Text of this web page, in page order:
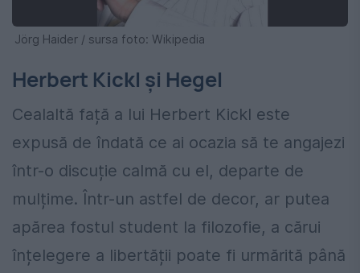
Jörg Haider / sursa foto: Wikipedia
Herbert Kickl și Hegel
Cealaltă față a lui Herbert Kickl este
expusă de îndată ce ai ocazia să te angajezi
într-o discuție calmă cu el, departe de
mulțime. Într-un astfel de decor, ar putea
apărea fostul student la filozofie, a cărui
înțelegere a libertății poate fi urmărită până